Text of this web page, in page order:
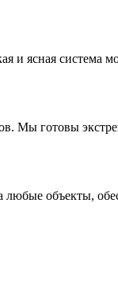
и ясная система
Мы готовы
объекты,